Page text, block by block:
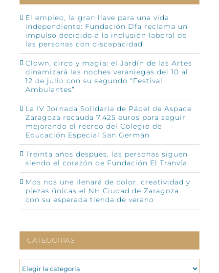
El empleo, la gran llave para una vida
independiente: Fundación Dfa reclama un
impulso decidido a la inclusión laboral de
las personas con discapacidad
Clown, circo y magia: el Jardín de las Artes
dinamizará las noches veraniegas del 10 al
12 de julio con su segundo “Festival
Ambulantes”
La IV Jornada Solidaria de Pádel de Aspace
Zaragoza recauda 7.425 euros para seguir
mejorando el recreo del Colegio de
Educación Especial San Germán
Treinta años después, las personas siguen
siendo el corazón de Fundación El Tranvía
Mos nos une llenará de color, creatividad y
piezas únicas el NH Ciudad de Zaragoza
con su esperada tienda de verano
CATEGORIAS
CATEGORIAS